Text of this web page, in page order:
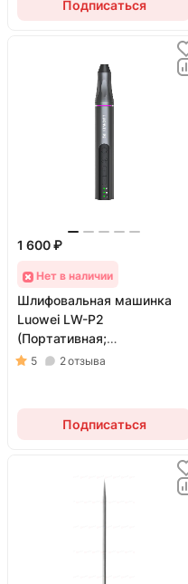
Подписаться
1 600 ₽
Нет в наличии
Шлифовальная машинка
Luowei LW-P2
(Портативная;
миниатюрная)
5 2отзыва
Подписаться